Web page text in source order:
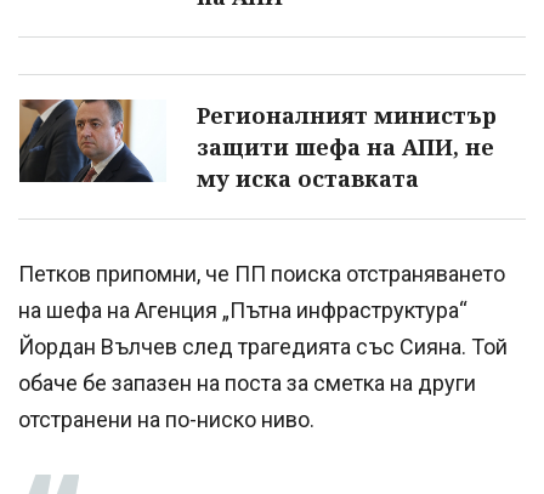
Регионалният министър
защити шефа на АПИ, не
му иска оставката
Петков припомни, че ПП поиска отстраняването
на шефа на Агенция „Пътна инфраструктура“
Йордан Вълчев след трагедията със Сияна. Той
обаче бе запазен на поста за сметка на други
отстранени на по-ниско ниво.